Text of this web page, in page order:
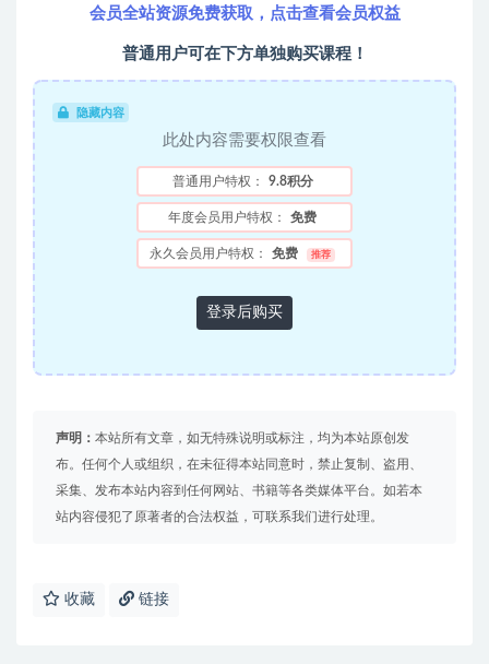
会员全站资源免费获取，点击查看会员权益
普通用户可在下方单独购买课程！
隐藏内容
此处内容需要权限查看
普通用户特权： 9.8积分
年度会员用户特权： 免费
永久会员用户特权： 免费 推荐
登录后购买
声明： 本站所有文章，如无特殊说明或标注，均为本站原创发
布。任何个人或组织，在未征得本站同意时，禁止复制、盗用、
采集、发布本站内容到任何网站、书籍等各类媒体平台。如若本
站内容侵犯了原著者的合法权益，可联系我们进行处理。
收藏 链接